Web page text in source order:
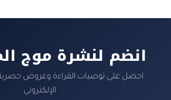
انضم لنشرة موج
احصل على توصيات القراءة وعروض
الإلكتروني